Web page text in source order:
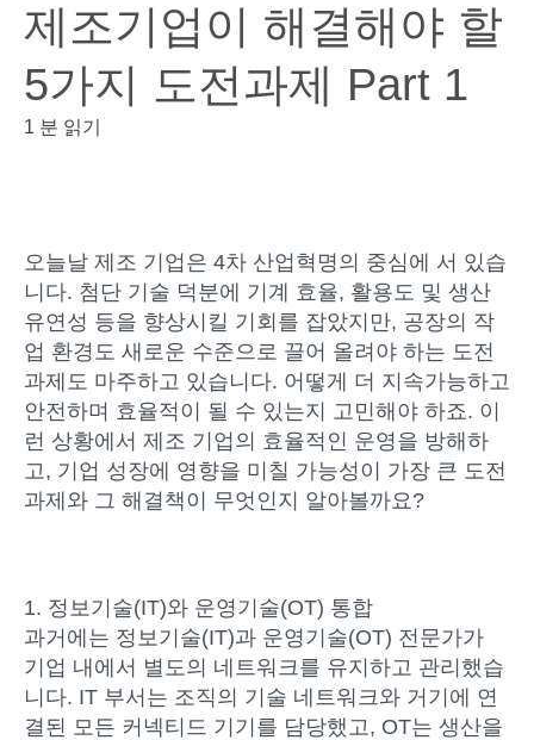
제조기업이 해결해야 할
5가지 도전과제 Part 1
1 분 읽기
오늘날 제조 기업은 4차 산업혁명의 중심에 서 있습
니다. 첨단 기술 덕분에 기계 효율, 활용도 및 생산
유연성 등을 향상시킬 기회를 잡았지만, 공장의 작
업 환경도 새로운 수준으로 끌어 올려야 하는 도전
과제도 마주하고 있습니다. 어떻게 더 지속가능하고
안전하며 효율적이 될 수 있는지 고민해야 하죠. 이
런 상황에서 제조 기업의 효율적인 운영을 방해하
고, 기업 성장에 영향을 미칠 가능성이 가장 큰 도전
과제와 그 해결책이 무엇인지 알아볼까요?
1. 정보기술(IT)와 운영기술(OT) 통합
과거에는 정보기술(IT)과 운영기술(OT) 전문가가
기업 내에서 별도의 네트워크를 유지하고 관리했습
니다. IT 부서는 조직의 기술 네트워크와 거기에 연
결된 모든 커넥티드 기기를 담당했고, OT는 생산을